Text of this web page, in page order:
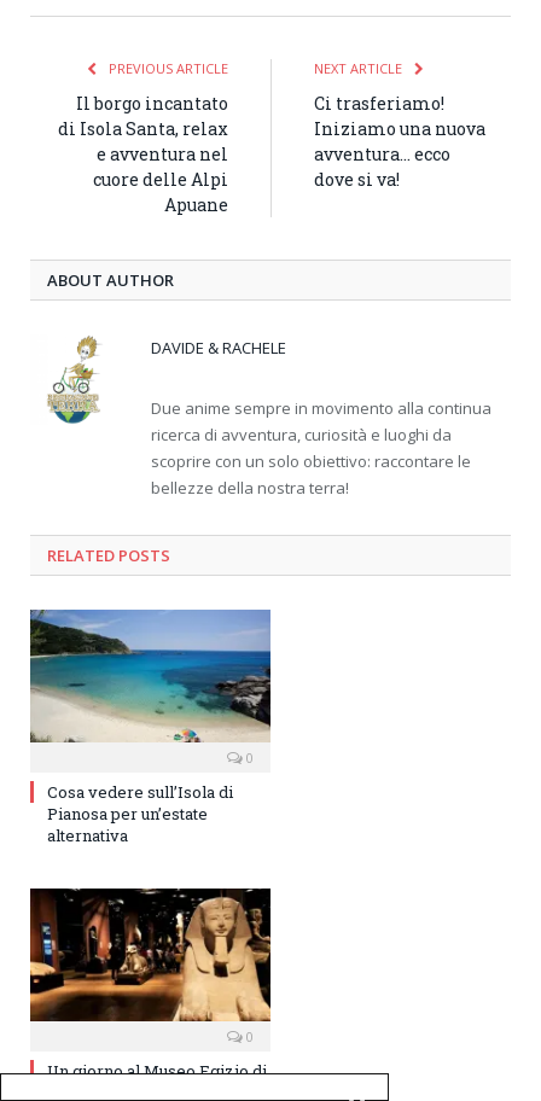
PREVIOUS ARTICLE
Il borgo incantato
di Isola Santa, relax
e avventura nel
cuore delle Alpi
Apuane
NEXT ARTICLE
Ci trasferiamo!
Iniziamo una nuova
avventura… ecco
dove si va!
ABOUT AUTHOR
DAVIDE & RACHELE
Due anime sempre in movimento alla continua
ricerca di avventura, curiosità e luoghi da
scoprire con un solo obiettivo: raccontare le
bellezze della nostra terra!
RELATED POSTS
0
Cosa vedere sull’Isola di
Pianosa per un’estate
alternativa
0
Un giorno al Museo Egizio di